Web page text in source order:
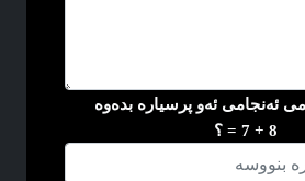
ئه‌نجامی ئه‌و پرسیاره‌ بده‌وه
8 + 7 = ؟